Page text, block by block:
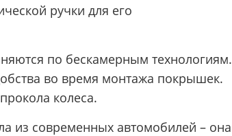
ручки для его
по бескамерным технологиям.
во время монтажа покрышек.
колеса.
из современных автомобилей – она